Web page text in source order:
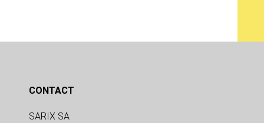
CONTACT
SARIX SA